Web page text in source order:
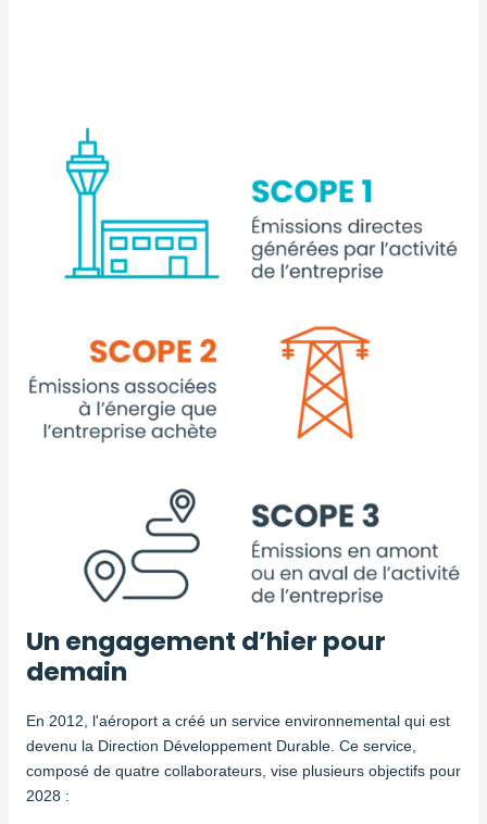
Un engagement d’hier pour
demain
En 2012, l'aéroport a créé un service environnemental qui est
devenu la Direction Développement Durable. Ce service,
composé de quatre collaborateurs, vise plusieurs objectifs pour
2028 :